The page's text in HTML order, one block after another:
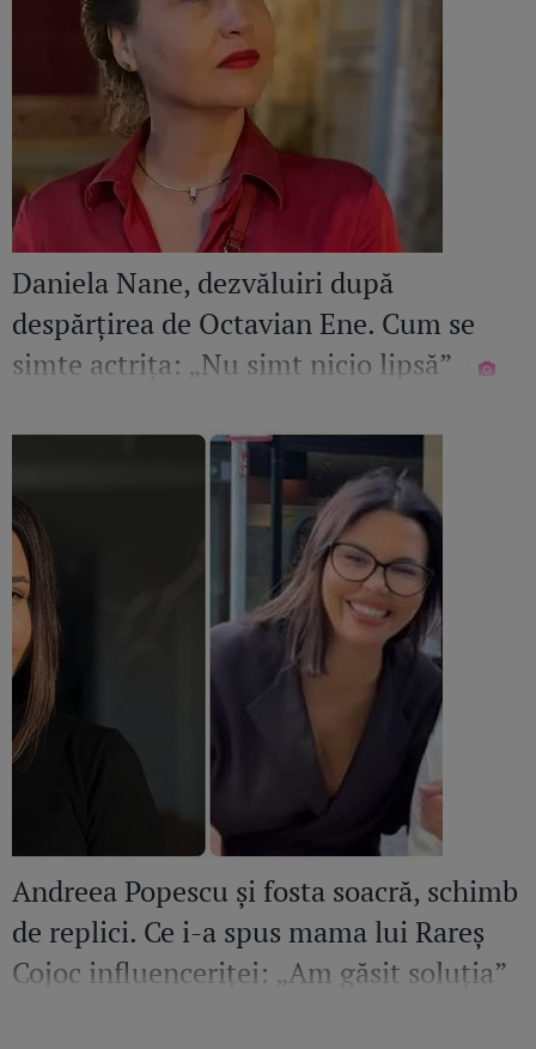
Daniela Nane, dezvăluiri după
despărțirea de Octavian Ene. Cum se
simte actrița: „Nu simt nicio lipsă”
Andreea Popescu și fosta soacră, schimb
de replici. Ce i-a spus mama lui Rareș
Cojoc influenceriței: „Am găsit soluția”